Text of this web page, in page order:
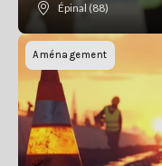
Épinal (88)
Aménagement